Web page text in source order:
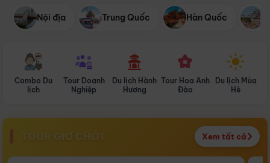
Nội địa Trung Quốc Hàn Quốc
Combo Du
lịch
Tour Doanh
Nghiệp
Du lịch Hành
Hương
Tour Hoa Anh
Đào
Du lịch Mùa
Hè
TOUR GIỜ CHÓT Xem tất cả
Điểm nổi bật